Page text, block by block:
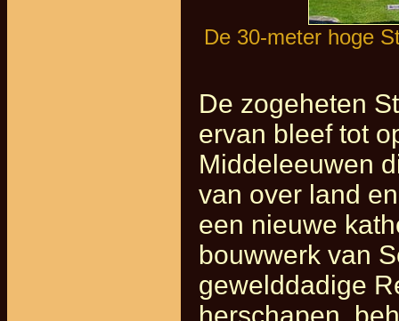
De 30-meter hoge
De zogeheten
ervan bleef tot
Middeleeuwen
van over land
een nieuwe
bouwwerk van
gewelddadige